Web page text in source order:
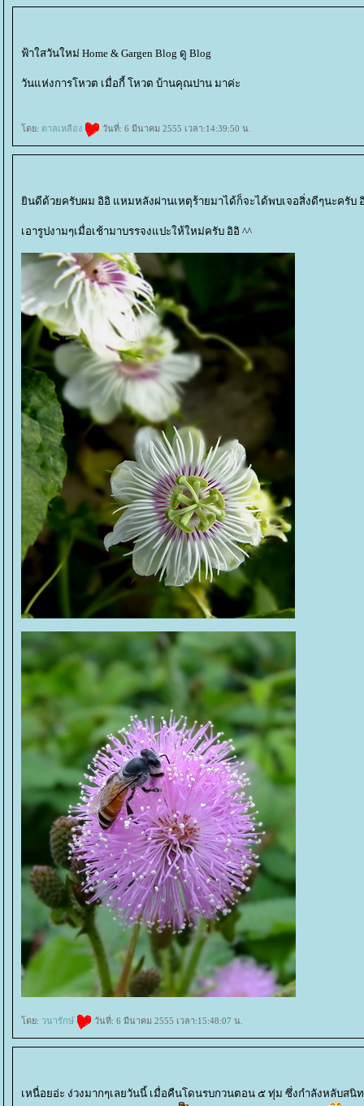
ฟ้าใสวันใหม่ Home & Gargen Blog ดู Blog
วันแห่งการโหวต เมื่อกี้ โหวต บ้านคุณปาน มาค่ะ
ดย: ตาลเหลือง วันที่: 6 มีนาคม 2555 เวลา:14:39:50 น.
นดีด้วยครับผม อิอิ แหมหลังผ่านเหตุร้ายมาได้ก็จะได้พบเจอสิ่งดีๆนะครับ
เอารูปงามๆเมื่อเช้ามาบรรจงแปะให้ใหม่ครับ อิอิ ^^
ดย: วนารักษ์ วันที่: 6 มีนาคม 2555 เวลา:15:48:07 น.
เหนื่อยอ่ะ ง่วงมากๆเลยวันนี้ เมื่อคืนโดนรบกวนตอน ๕ ทุ่ม ซึ่งกำลังหลับสนิ